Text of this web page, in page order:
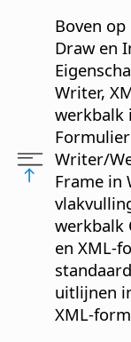
Boven
Draw en
Writer,
werkbalk
Writer/
Frame in
werkbalk
en XML-
uitlijnen
XML-